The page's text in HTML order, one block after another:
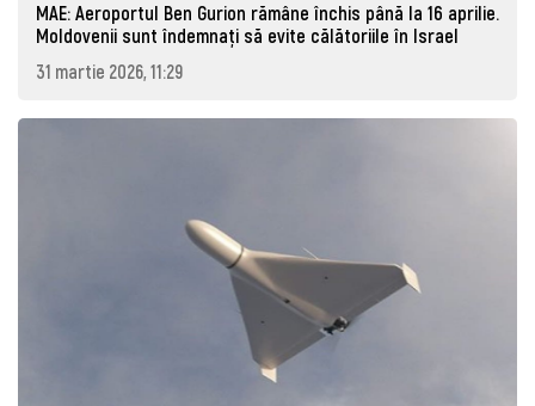
MAE: Aeroportul Ben Gurion rămâne închis până la 16 aprilie.
Moldovenii sunt îndemnați să evite călătoriile în Israel
31 martie 2026, 11:29